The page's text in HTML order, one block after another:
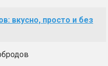
вкусно, просто и без